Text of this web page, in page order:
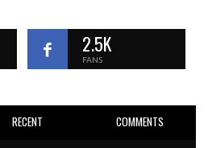
2.5K
FANS
RECENT COMMENTS